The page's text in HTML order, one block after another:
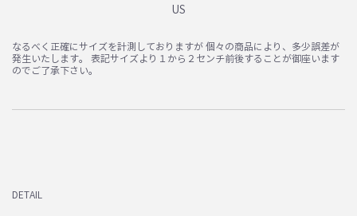
US
なるべく正確にサイズを計測しておりますが 個々の商品により、多少誤差が
発生いたします。 表記サイズより１から２センチ前後することが御座います
のでご了承下さい。
DETAIL